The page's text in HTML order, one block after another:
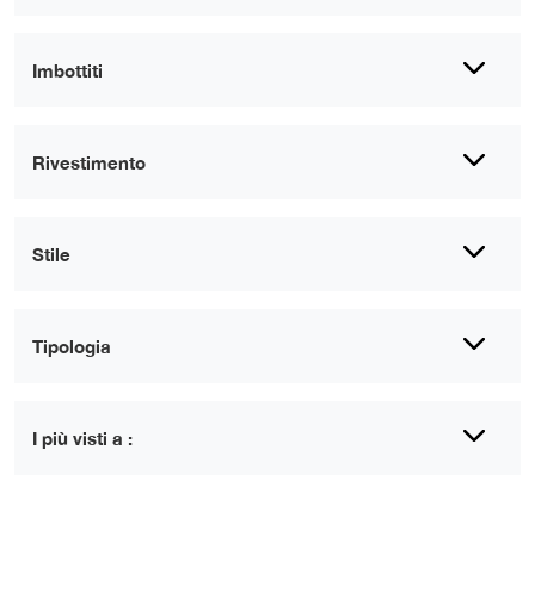
Imbottiti
Rivestimento
Stile
Tipologia
I più visti a :